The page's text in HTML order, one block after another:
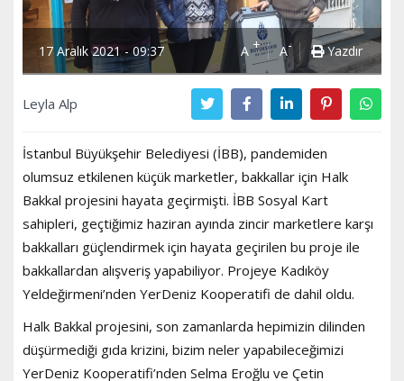
17 Aralık 2021 - 09:37 A+ A- Yazdır
Leyla Alp
İstanbul Büyükşehir Belediyesi (İBB), pandemiden
olumsuz etkilenen küçük marketler, bakkallar için Halk
Bakkal projesini hayata geçirmişti. İBB Sosyal Kart
sahipleri, geçtiğimiz haziran ayında zincir marketlere karşı
bakkalları güçlendirmek için hayata geçirilen bu proje ile
bakkallardan alışveriş yapabiliyor. Projeye Kadıköy
Yeldeğirmeni’nden YerDeniz Kooperatifi de dahil oldu.
Halk Bakkal projesini, son zamanlarda hepimizin dilinden
düşürmediği gıda krizini, bizim neler yapabileceğimizi
YerDeniz Kooperatifi’nden Selma Eroğlu ve Çetin